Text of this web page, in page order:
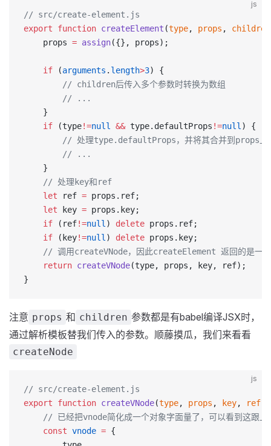
js
// src/create-element.js
export function createElement (type, props , children
	props
= assign({}, props);
	if
(arguments . length>3) {
        // children后传入多个参数时转换为数组
        // ...
	}
	if
(type!=null && type.defaultProps !=null ) {
        // 处理type.defaultProps，并将其合并到props上
        // ...
	}
    // 处理key和ref
	let
ref = props.ref;
	let
key = props.key;
	if
(ref!=null ) delete props.ref;
	if
(key!=null ) delete props.key;
// 调用createVNode，因此createElement 返回的是一
	return
createVNode(type, props, key, ref);
}
注意 props 和 children 参数都是有babel编译JSX时，
通过解析模板替我们传入的参数。顺藤摸瓜，我们来看看
createNode
js
// src/create-element.js
export function createVNode(type, props , key, ref
// 已经把vnode简化成一个对象字面量了，可以看到这跟
	const
vnode = {